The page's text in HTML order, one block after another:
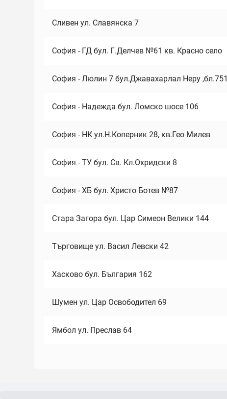
Сливен ул. Славянска 7
София - ГД бул. Г.Делчев №61 кв. Красно село
София - Люлин 7 бул.Джавахарлал Неру ,бл.751
София - Надежда бул. Ломско шосе 106
София - НК ул.Н.Коперник 28, кв.Гео Милев
София - ТУ бул. Св. Кл.Охридски 8
София - ХБ бул. Христо Ботев №87
Стара Загора бул. Цар Симеон Велики 144
Търговище ул. Васил Левски 42
Хасково бул. България 162
Шумен ул. Цар Освободител 69
Ямбол ул. Преслав 64